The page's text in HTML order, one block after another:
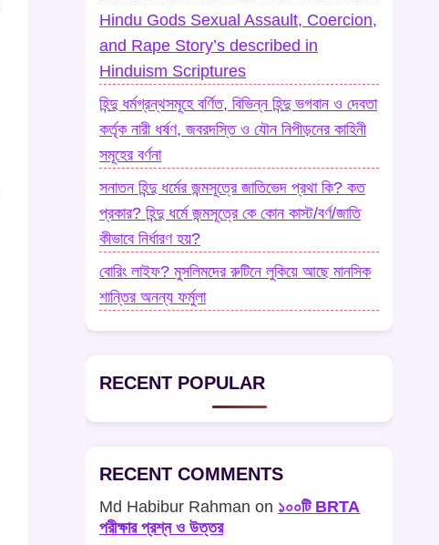
Hindu Gods Sexual Assault, Coercion,
and Rape Story’s described in
Hinduism Scriptures
হিন্দু ধর্মগ্রন্থসমূহে বর্ণিত, বিভিন্ন হিন্দু ভগবান ও দেবতা
কর্তৃক নারী ধর্ষণ, জবরদস্তি ও যৌন নিপীড়নের কাহিনী
সমূহের বর্ণনা
সনাতন হিন্দু ধর্মের জন্মসূত্রে জাতিভেদ প্রথা কি? কত
প্রকার? হিন্দু ধর্মে জন্মসূত্রে কে কোন কাস্ট/বর্ণ/জাতি
কীভাবে নির্ধারণ হয়?
বোরিং লাইফ? মুসলিমদের রুটিনে লুকিয়ে আছে মানসিক
শান্তির অনন্য ফর্মুলা
RECENT POPULAR
RECENT COMMENTS
Md Habibur Rahman on ১০০টি BRTA
পরীক্ষার প্রশ্ন ও উত্তর